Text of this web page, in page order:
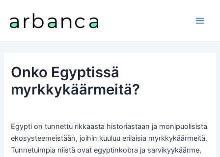
sisältöön
Onko Egyptissä
myrkkykäärmeitä?
Egypti on tunnettu rikkaasta historiastaan ja monipuolisista
ekosysteemeistään, joihin kuuluu erilaisia myrkkykäärmeitä.
Tunnetuimpia niistä ovat egyptinkobra ja sarvikyykäärme,